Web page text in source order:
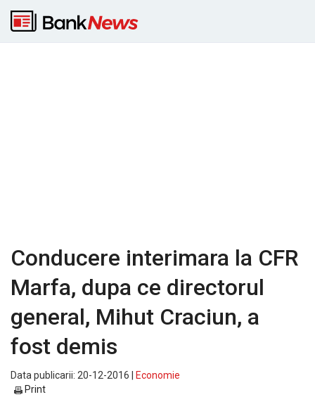
Conducere interimara la CFR
Marfa, dupa ce directorul
general, Mihut Craciun, a
fost demis
Data publicarii: 20-12-2016 |
Economie
Print